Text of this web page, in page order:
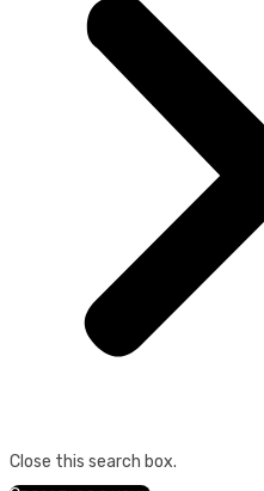
Close this search box.